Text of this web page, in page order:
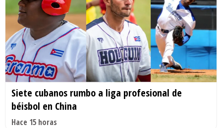
Siete cubanos rumbo a liga profesional de
béisbol en China
Hace 15 horas